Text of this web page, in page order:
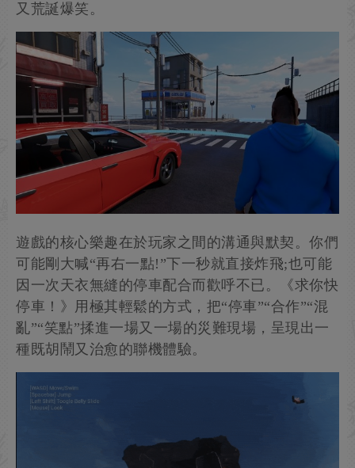
又荒誕爆笑。
遊戲的核心樂趣在於玩家之間的溝通與默契。你們
可能剛大喊“再右一點!”下一秒就直接炸飛;也可能
因一次天衣無縫的停車配合而歡呼不已。《求你快
停車！》用極其輕鬆的方式，把“停車”“合作”“混
亂”“笑點”揉進一場又一場的災難現場，呈現出一
種既胡鬧又治愈的聯機體驗。